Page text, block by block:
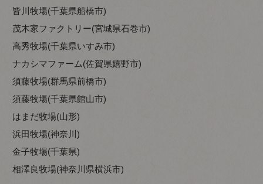
皆川牧場(千葉県船橋市)
茂木家ファクトリー(宮城県石巻市)
高秀牧場(千葉県いすみ市)
ナカシマファーム(佐賀県嬉野市)
須藤牧場(群馬県前橋市)
須藤牧場(千葉県館山市)
はまだ牧場(山形)
浜田牧場(神奈川)
金子牧場(千葉県)
相澤良牧場(神奈川県横浜市)